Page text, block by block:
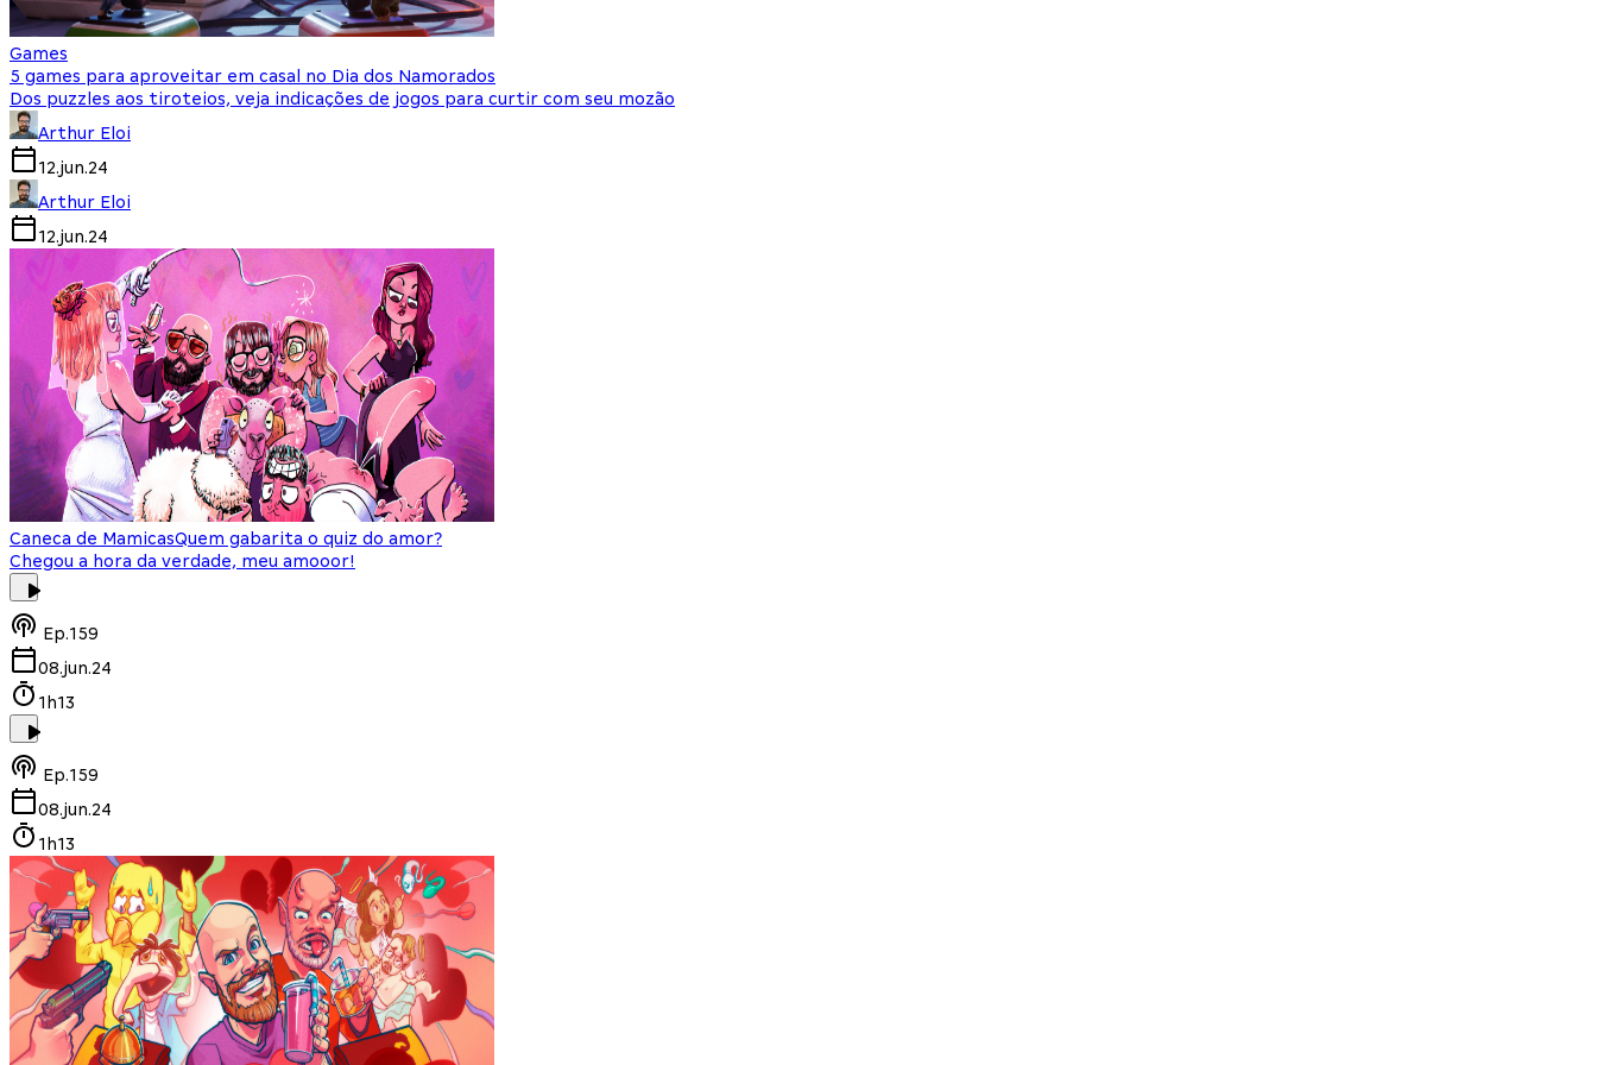
Games
5 games para aproveitar em casal no Dia dos Namorados
Dos puzzles aos tiroteios, veja indicações de jogos para curtir com seu mozão
Arthur Eloi
12.jun.24
Arthur Eloi
12.jun.24
Caneca de MamicasQuem gabarita o quiz do amor?
Chegou a hora da verdade, meu amooor!
Ep.159
08.jun.24
1h13
Ep.159
08.jun.24
1h13